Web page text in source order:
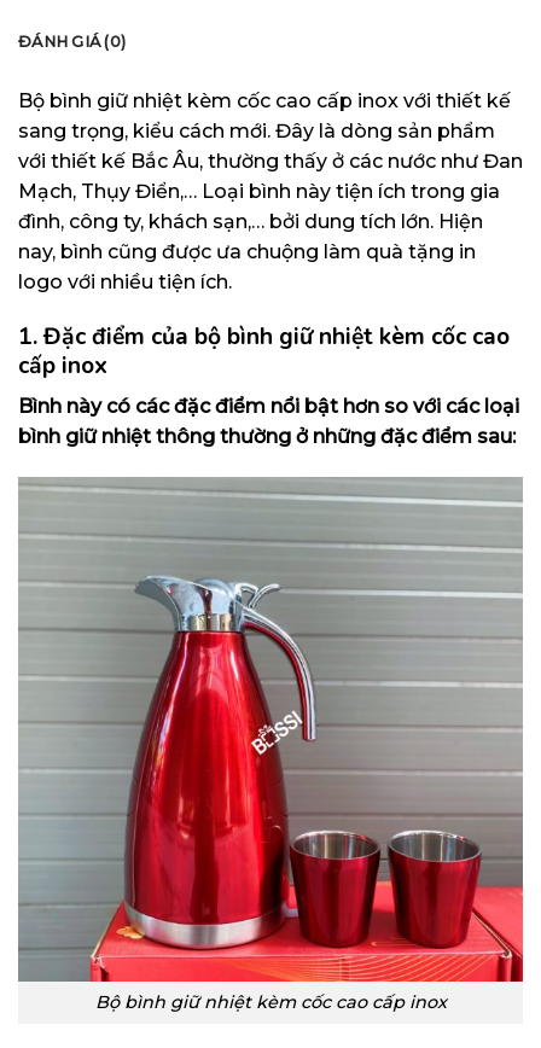
ĐÁNH GIÁ (0)
Bộ bình giữ nhiệt kèm cốc cao cấp inox với thiết kế
sang trọng, kiểu cách mới. Đây là dòng sản phẩm
với thiết kế Bắc Âu, thường thấy ở các nước như Đan
Mạch, Thụy Điển,… Loại bình này tiện ích trong gia
đình, công ty, khách sạn,… bởi dung tích lớn. Hiện
nay, bình cũng được ưa chuộng làm quà tặng in
logo với nhiều tiện ích.
1. Đặc điểm của bộ bình giữ nhiệt kèm cốc cao
cấp inox
Bình này có các đặc điểm nổi bật hơn so với các loại
bình giữ nhiệt thông thường ở những đặc điểm sau:
Bộ bình giữ nhiệt kèm cốc cao cấp inox